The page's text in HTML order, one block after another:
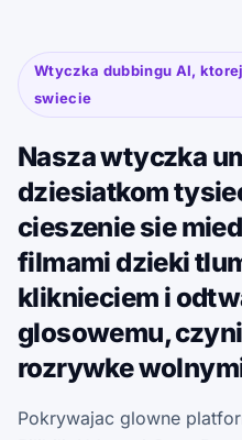
Wtyczka dubbingu AI,
swiecie
Nasza wtyczka
dziesiatkom
cieszenie sie
filmami dzieki
kliknieciem i
glosowemu,
rozrywke
Pokrywajac glowne